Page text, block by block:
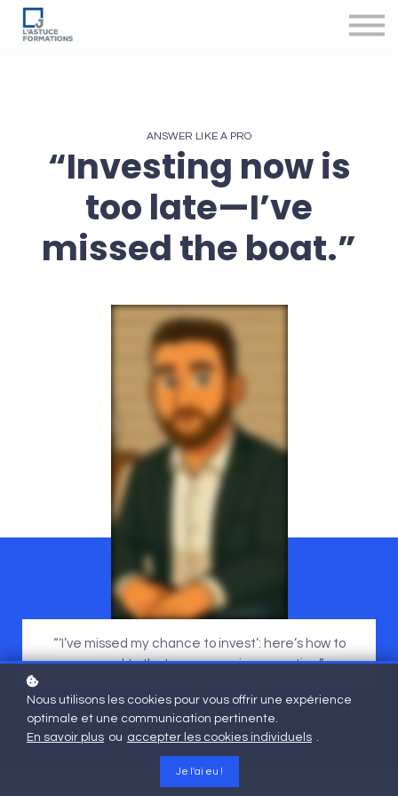
Accompagnement des conseillers
ANSWER LIKE A PRO
“Investing now is
too late—I’ve
missed the boat.”
“‘I’ve missed my chance to invest’: here’s how to
respond to that common misconception.”
Nous utilisons les cookies pour vous offrir une expérience
optimale et une communication pertinente.
En savoir plus ou accepter les cookies individuels .
Je l'ai eu !